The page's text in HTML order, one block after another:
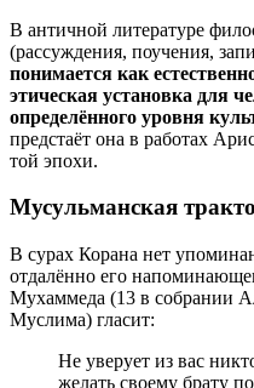
В античной литературе
(рассуждения, поучения,
понимается как
этическая установка для
определённого уровня
предстаёт она в работах
той эпохи.
Мусульманская
В сурах Корана нет
отдалённо его
Мухаммеда (13 в собрании
Муслима) гласит:
Не уверует из вас
желать своему брату